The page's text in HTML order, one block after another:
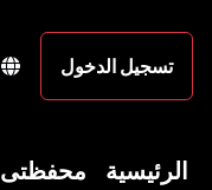
تسجيل الدخول
الرئيسية محفظتى